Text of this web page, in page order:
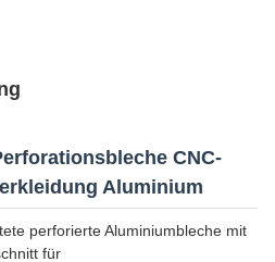
CNC-
Aluminium
perforierte Aluminiumbleche mit
für